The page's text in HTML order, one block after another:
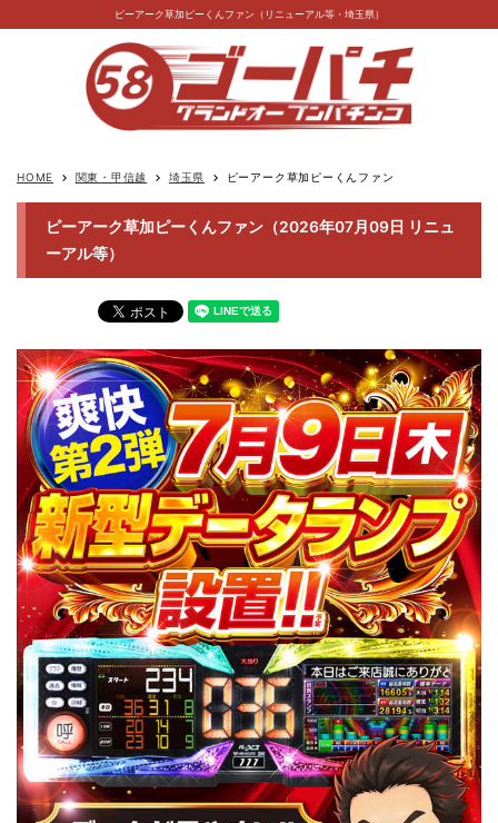
ピーアーク草加ピーくんファン（リニューアル等・埼玉県）
HOME keyboard_arrow_right 関東・甲信越 keyboard_arrow_right 埼玉県 keyboard_arrow_right ピーアーク草加ピーくんファン
ピーアーク草加ピーくんファン（2026年07月09日 リニュ
ーアル等）